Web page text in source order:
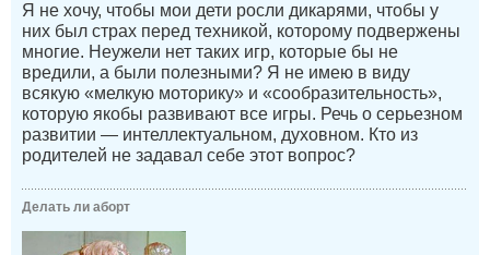
Я не хочу, чтобы мои дети росли дикарями, чтобы у
них был страх перед техникой, которому подвержены
многие. Неужели нет таких игр, которые бы не
вредили, а были полезными? Я не имею в виду
всякую «мелкую моторику» и «сообразительность»,
которую якобы развивают все игры. Речь о серьезном
развитии — интеллектуальном, духовном. Кто из
родителей не задавал себе этот вопрос?
Делать ли аборт